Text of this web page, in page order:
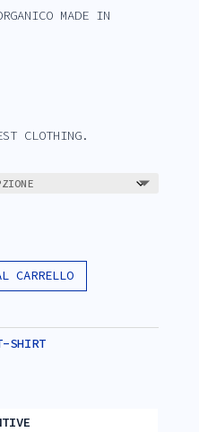
MADE IN
CLOTHING.
CARRELLO
SHIRT